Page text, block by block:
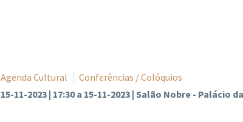
Agenda Cultural
Conferências / Colóquios
15-11-2023 | 17:30 a 15-11-2023 | Salão Nobre - Palácio